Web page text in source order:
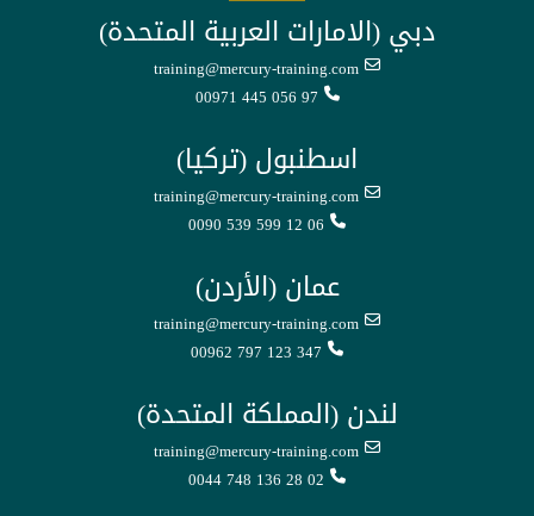
دبي (الامارات العربية المتحدة)
training@mercury-training.com
00971 445 056 97
اسطنبول (تركيا)
training@mercury-training.com
0090 539 599 12 06
عمان (الأردن)
training@mercury-training.com
00962 797 123 347
لندن (المملكة المتحدة)
training@mercury-training.com
0044 748 136 28 02